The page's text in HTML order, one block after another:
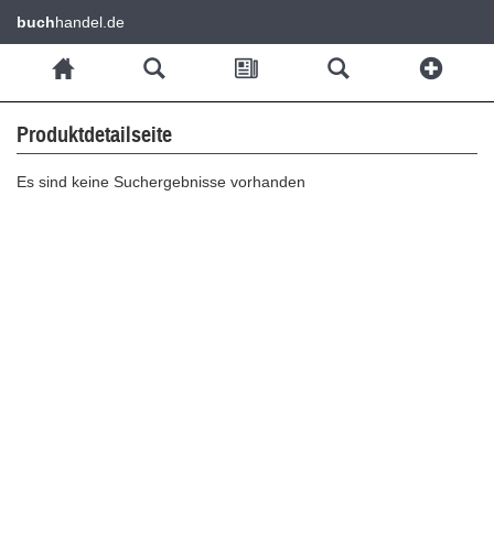
buchhandel.de
Produktdetailseite
Es sind keine Suchergebnisse vorhanden